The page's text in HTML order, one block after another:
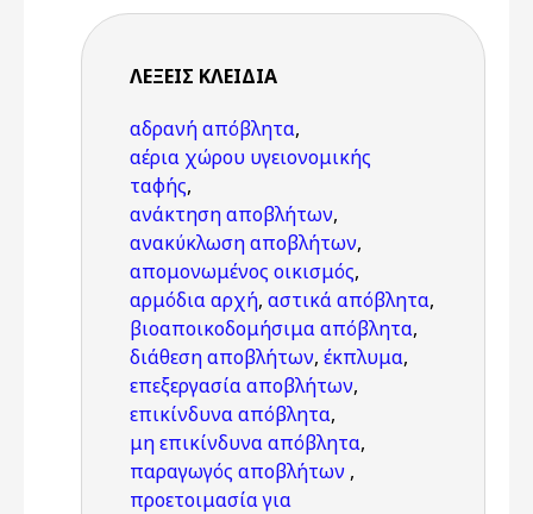
ΛΈΞΕΙΣ KΛΕΙΔΙΆ
αδρανή απόβλητα,
αέρια χώρου υγειονομικής
ταφής,
ανάκτηση αποβλήτων,
ανακύκλωση αποβλήτων,
απομονωμένος οικισμός,
αρμόδια αρχή, αστικά απόβλητα,
βιοαποικοδομήσιμα απόβλητα,
διάθεση αποβλήτων, έκπλυμα,
επεξεργασία αποβλήτων,
επικίνδυνα απόβλητα,
μη επικίνδυνα απόβλητα,
παραγωγός αποβλήτων ,
προετοιμασία για